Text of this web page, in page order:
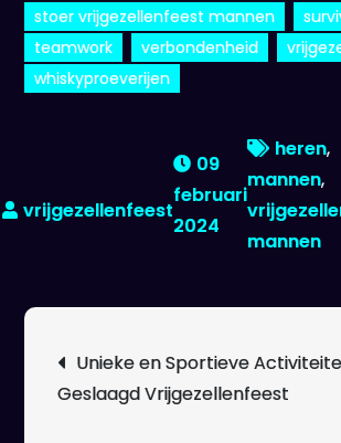
stoer vrijgezellenfeest mannen
teamwork
verbondenheid
whiskyproeverijen
09
februari
2024
heren,
mannen,
mannen
Unieke en Sportieve
Geslaagd Vrijgezellenfeest